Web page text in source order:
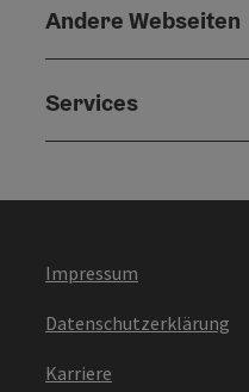
Andere Webseiten
Services
Impressum
Datenschutzerklärung
Karriere